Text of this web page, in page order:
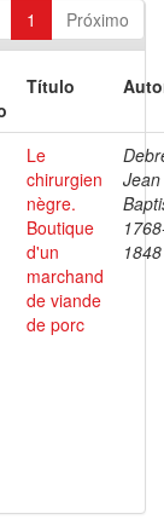
1 Próximo
Título
Le
chirurgien
nègre.
Boutique
d'un
marchand
de viande
de porc
Jean
1848